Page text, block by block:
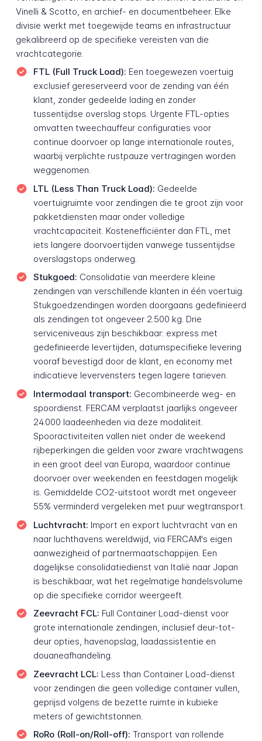
Vinelli & Scotto, en archief- en documentbeheer. Elke
divisie werkt met toegewijde teams en infrastructuur
gekalibreerd op de specifieke vereisten van die
vrachtcategorie.
FTL (Full Truck Load): Een toegewezen voertuig
exclusief gereserveerd voor de zending van één
klant, zonder gedeelde lading en zonder
tussentijdse overslag stops. Urgente FTL-opties
omvatten tweechauffeur configuraties voor
continue doorvoer op lange internationale routes,
waarbij verplichte rustpauze vertragingen worden
weggenomen.
LTL (Less Than Truck Load): Gedeelde
voertuigruimte voor zendingen die te groot zijn voor
pakketdiensten maar onder volledige
vrachtcapaciteit. Kostenefficiënter dan FTL, met
iets langere doorvoertijden vanwege tussentijdse
overslagstops onderweg.
Stukgoed: Consolidatie van meerdere kleine
zendingen van verschillende klanten in één voertuig.
Stukgoedzendingen worden doorgaans gedefinieerd
als zendingen tot ongeveer 2.500 kg. Drie
serviceniveaus zijn beschikbaar: express met
gedefinieerde levertijden, datumspecifieke levering
vooraf bevestigd door de klant, en economy met
indicatieve levervensters tegen lagere tarieven.
Intermodaal transport: Gecombineerde weg- en
spoordienst. FERCAM verplaatst jaarlijks ongeveer
24.000 laadeenheden via deze modaliteit.
Spooractiviteiten vallen niet onder de weekend
rijbeperkingen die gelden voor zware vrachtwagens
in een groot deel van Europa, waardoor continue
doorvoer over weekenden en feestdagen mogelijk
is. Gemiddelde CO2-uitstoot wordt met ongeveer
55% verminderd vergeleken met puur wegtransport.
Luchtvracht: Import en export luchtvracht van en
naar luchthavens wereldwijd, via FERCAM's eigen
aanwezigheid of partnermaatschappijen. Een
dagelijkse consolidatiedienst van Italië naar Japan
is beschikbaar, wat het regelmatige handelsvolume
op die specifieke corridor weergeeft.
Zeevracht FCL: Full Container Load-dienst voor
grote internationale zendingen, inclusief deur-tot-
deur opties, havenopslag, laadassistentie en
douaneafhandeling.
Zeevracht LCL: Less than Container Load-dienst
voor zendingen die geen volledige container vullen,
geprijsd volgens de bezette ruimte in kubieke
meters of gewichtstonnen.
RoRo (Roll-on/Roll-off): Transport van rollende